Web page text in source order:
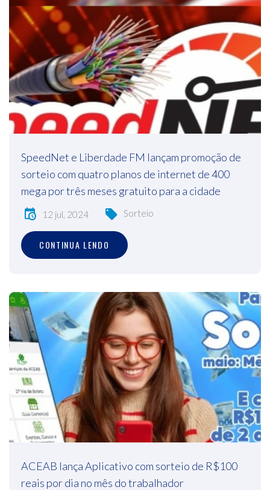
SpeedNet e Liberdade FM lançam promoção de
sorteio com quatro planos de internet de 400
mega por três meses gratuito para a cidade
12 jul, 2024 Sorteio
CONTINUA LENDO
ACEAB lança Aplicativo com sorteio de R$100
reais por dia no mês do trabalhador